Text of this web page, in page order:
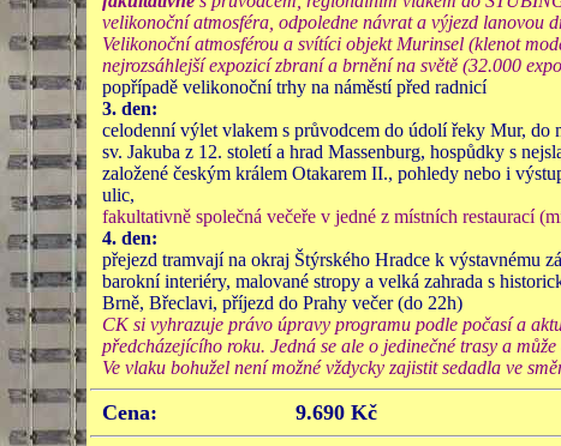
velikonoční atmosféra, odpoledne návrat a výjezd lanovou
Velikonoční atmosférou a svítíci objekt Murinsel (klenot
nejrozsáhlejší expozicí zbraní a brnění na světě (32.000
popřípadě velikonoční trhy na náměstí před radnicí
3. den:
celodenní výlet vlakem s průvodcem do údolí řeky Mur, do
sv. Jakuba z 12. století a hrad Massenburg, hospůdky s
založené českým králem Otakarem II., pohledy nebo i
ulic,
fakultativně společná večeře v jedné z místních restaurací
4. den:
přejezd tramvají na okraj Štýrského Hradce k
barokní interiéry, malované stropy a velká zahrada s
Brně, Břeclavi, příjezd do Prahy večer (do 22h)
CK si vyhrazuje právo úpravy programu podle počasí a
předcházejícího roku. Jedná se ale o jedinečné trasy a
Ve vlaku bohužel není možné vždycky zajistit sedadla ve
Cena: 9.690 Kč